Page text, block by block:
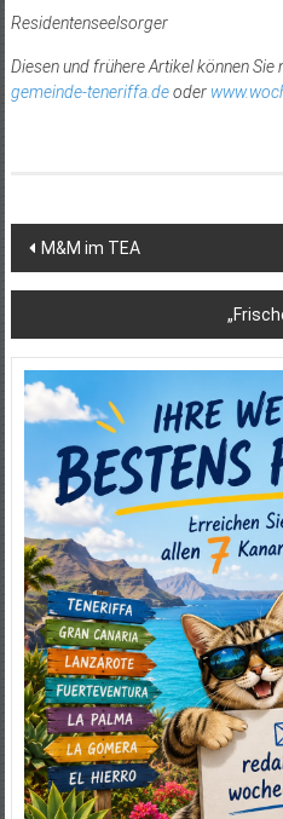
Residentenseelsorger
Diesen und frühere Artikel können Sie
gemeinde-teneriffa.deoder
Beitragsnavigation
M&M im TEA